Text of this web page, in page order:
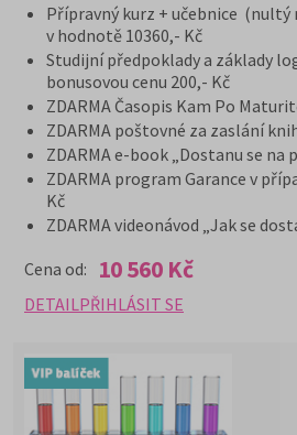
Přípravný kurz + učebnice
v hodnotě 10360,- Kč
Studijní předpoklady a základy
bonusovou cenu 200,- Kč
ZDARMA Časopis Kam Po
ZDARMA poštovné za zaslání
ZDARMA e-book „Dostanu se na
ZDARMA program Garance v
Kč
ZDARMA videonávod „Jak se
Cena od:
10 560 Kč
DETAIL PŘIHLÁSIT SE